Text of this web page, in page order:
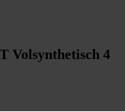
Volsynthetisch 4